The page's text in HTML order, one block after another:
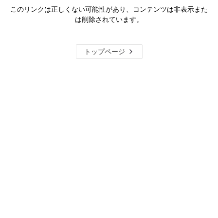
このリンクは正しくない可能性があり、コンテンツは非表示また
は削除されています。
トップページ